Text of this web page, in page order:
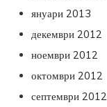
януари 2013
декември 2012
ноември 2012
октомври 2012
септември 2012